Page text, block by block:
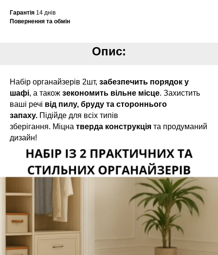
Гарантія 14 днів
Повернення та обмін
Опис:
Набір органайзерів 2шт, забезпечить порядок у
шафі, а також зекономить вільне місце. Захистить
ваші речі від пилу, бруду та стороннього
запаху. Підійде для всіх типів
зберігання. Міцна тверда конструкція та продуманий
дизайн!